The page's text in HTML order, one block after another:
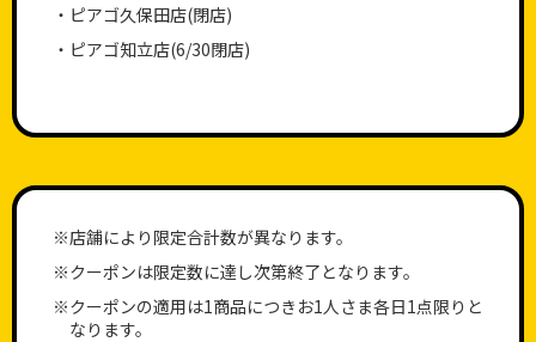
STEP.2
クーポンを使用する店舗を選択
・ピアゴ久保田店(閉店)
・ピアゴ知立店(6/30閉店)
※店舗により限定合計数が異なります。
※クーポンは限定数に達し次第終了となります。
※クーポンの適用は1商品につきお1人さま各日1点限りと
なります。